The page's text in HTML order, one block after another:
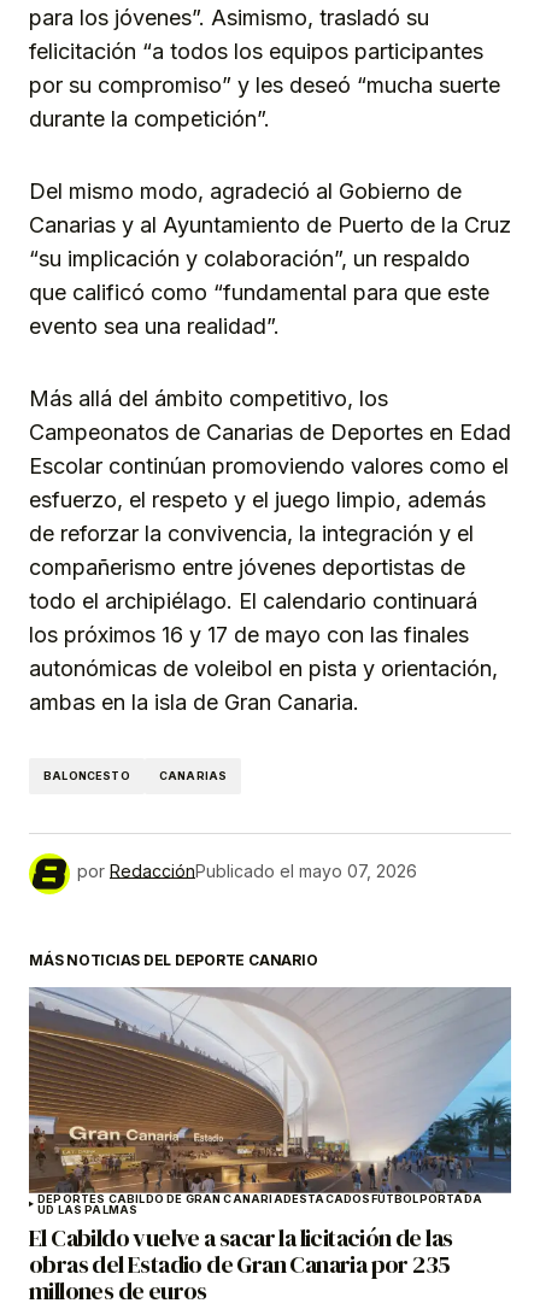
para los jóvenes”. Asimismo, trasladó su
felicitación “a todos los equipos participantes
por su compromiso” y les deseó “mucha suerte
durante la competición”.
Del mismo modo, agradeció al Gobierno de
Canarias y al Ayuntamiento de Puerto de la Cruz
“su implicación y colaboración”, un respaldo
que calificó como “fundamental para que este
evento sea una realidad”.
Más allá del ámbito competitivo, los
Campeonatos de Canarias de Deportes en Edad
Escolar continúan promoviendo valores como el
esfuerzo, el respeto y el juego limpio, además
de reforzar la convivencia, la integración y el
compañerismo entre jóvenes deportistas de
todo el archipiélago. El calendario continuará
los próximos 16 y 17 de mayo con las finales
autonómicas de voleibol en pista y orientación,
ambas en la isla de Gran Canaria.
BALONCESTO CANARIAS
por RedacciónPublicado el mayo 07, 2026
MÁS NOTICIAS DEL DEPORTE CANARIO
DEPORTES CABILDO DE GRAN CANARIADESTACADOSFÚTBOLPORTADA
UD LAS PALMAS
El Cabildo vuelve a sacar la licitación de las
obras del Estadio de Gran Canaria por 235
millones de euros